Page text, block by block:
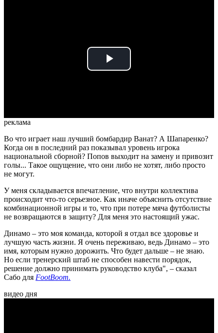
Play
реклама
Во что играет наш лучший бомбардир Ванат? А Шапаренко?
Когда он в последний раз показывал уровень игрока
национальной сборной? Попов выходит на замену и привозит
голы... Такое ощущение, что они либо не хотят, либо просто
не могут.
У меня складывается впечатление, что внутри коллектива
происходит что-то серьезное. Как иначе объяснить отсутствие
комбинационной игры и то, что при потере мяча футболисты
не возвращаются в защиту? Для меня это настоящий ужас.
Динамо – это моя команда, которой я отдал все здоровье и
лучшую часть жизни. Я очень переживаю, ведь Динамо – это
имя, которым нужно дорожить. Что будет дальше – не знаю.
Но если тренерский штаб не способен навести порядок,
решение должно принимать руководство клуба", – сказал
Сабо для FootBoom.
видео дня